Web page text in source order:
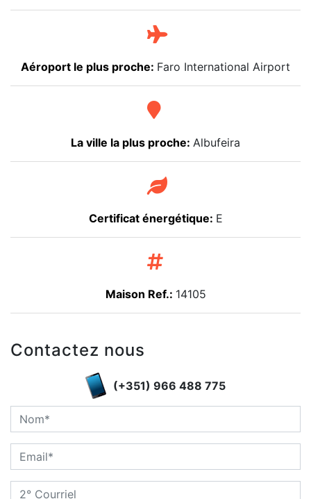
Aéroport le plus proche: Faro International Airport
La ville la plus proche: Albufeira
Certificat énergétique: E
Maison Ref.: 14105
Contactez nous
(+351) 966 488 775